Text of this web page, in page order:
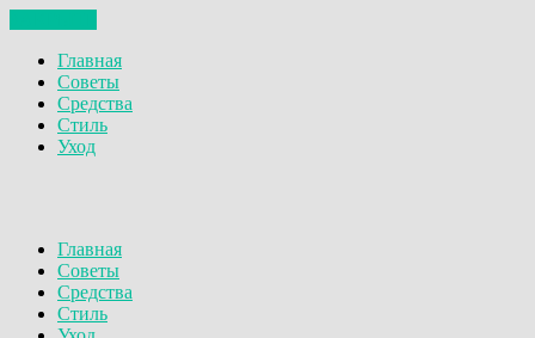
Главная
Советы
Средства
Стиль
Уход
Главная
Советы
Средства
Стиль